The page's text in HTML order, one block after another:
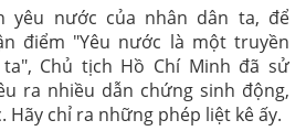
yêu nước của nhân dân ta, để
điểm "Yêu nước là một truyền
Chủ tịch Hồ Chí Minh đã sử
ra nhiều dẫn chứng sinh động,
Hãy chỉ ra những phép liệt kê ấy.